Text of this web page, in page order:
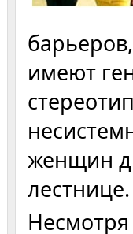
имеют
женщин
лестнице.